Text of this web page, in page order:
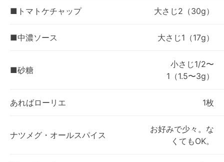
■トマトケチャップ 大さじ2（30g）
■中濃ソース 大さじ1（17g）
■砂糖
小さじ1/2〜
1（1.5〜3g）
あればローリエ 1枚
ナツメグ・オールスパイス
お好みで少々。な
くてもOK。